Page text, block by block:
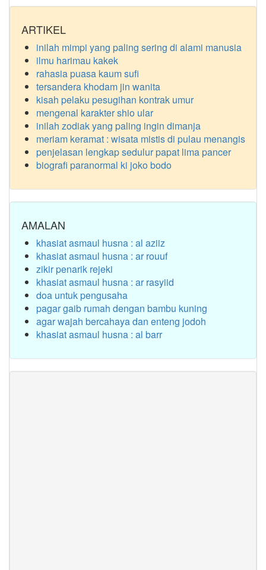
ARTIKEL
inilah mimpi yang paling sering di alami manusia
ilmu harimau kakek
rahasia puasa kaum sufi
tersandera khodam jin wanita
kisah pelaku pesugihan kontrak umur
mengenal karakter shio ular
inilah zodiak yang paling ingin dimanja
meriam keramat : wisata mistis di pulau menangis
penjelasan lengkap sedulur papat lima pancer
biografi paranormal ki joko bodo
AMALAN
khasiat asmaul husna : al aziiz
khasiat asmaul husna : ar rouuf
zikir penarik rejeki
khasiat asmaul husna : ar rasyiid
doa untuk pengusaha
pagar gaib rumah dengan bambu kuning
agar wajah bercahaya dan enteng jodoh
khasiat asmaul husna : al barr